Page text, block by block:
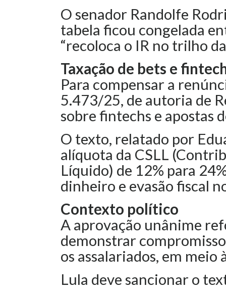
O senador Randolfe
tabela ficou congelada
“recoloca o IR no trilho
Taxação de bets e
Para compensar a
5.473/25, de autoria de
sobre fintechs e apostas
O texto, relatado por
alíquota da CSLL
Líquido) de 12% para
dinheiro e evasão fiscal
Contexto político
A aprovação unânime
demonstrar compromisso
os assalariados, em meio
Lula deve sancionar o